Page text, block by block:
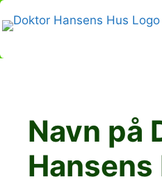
Hop
til
Navn på
Hansens